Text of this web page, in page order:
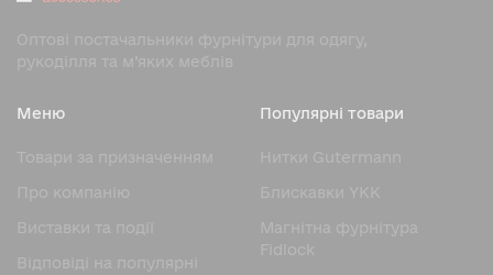
Оптові постачальники фурнітури для одягу,
рукоділля та м’яких меблів
Меню
Товари за призначенням
Про компанію
Виставки та події
Відповіді на популярні
Популярні товари
Нитки Gutermann
Блискавки YKK
Магнітна фурнітура
Fidlock